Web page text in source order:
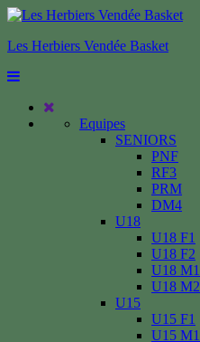
Les Herbiers Vendée Basket
Equipes
SENIORS
PNF
RF3
PRM
DM4
U18
U18 F1
U18 F2
U18 M1
U18 M2
U15
U15 F1
U15 M1